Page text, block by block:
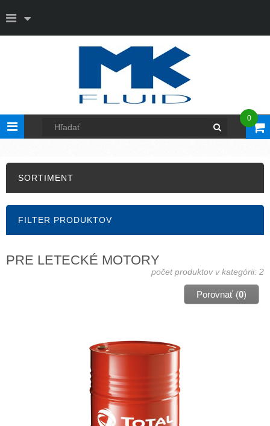
Toggle
navigation
0
SORTIMENT
FILTER PRODUKTOV
PRE LETECKÉ MOTORY
počet produktov v kategórii: 2
Porovnať (0)